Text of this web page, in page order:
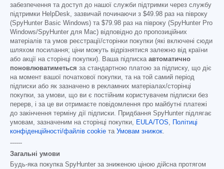
забезпечення та доступ до нашої служби підтримки через службу
підтримки HelpDesk, зазвичай починаючи з $49.98 раз на півроку
(SpyHunter Basic Windows) та $79.98 раз на півроку (SpyHunter Pro
Windows/SpyHunter для Mac) відповідно до пропозиційних
матеріалів та умов реєстрації/сторінки покупки (які включені сюди
шляхом посилання; ціни можуть відрізнятися залежно від країни
або акції на сторінці покупки). Ваша підписка автоматично
поновлюватиметься за стандартною платою за підписку, що діє
на момент вашої початкової покупки, та на той самий період
підписки або як зазначено в рекламних матеріалах/сторінці
покупки, за умови, що ви є постійним користувачем підписки без
перерв, і за це ви отримаєте повідомлення про майбутні платежі
до закінчення терміну дії підписки. Придбання SpyHunter підлягає
умовам, зазначеним на сторінці покупки, EULA/TOS,
Політиці
конфіденційності/файлів cookie та Умовам знижок.
------
Загальні умови
Будь-яка покупка SpyHunter за зниженою ціною дійсна протягом